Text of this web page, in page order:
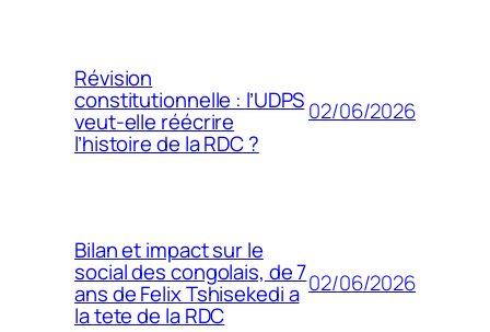
Révision
constitutionnelle : l’UDPS
veut-elle réécrire
l’histoire de la RDC ?
02/06/2026
Bilan et impact sur le
social des congolais, de 7
ans de Felix Tshisekedi a
la tete de la RDC
02/06/2026